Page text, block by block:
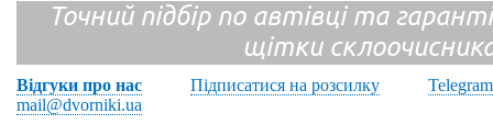
Точний підбір по автівці та
щітки
Відгуки про нас Підписатися на розсилку
Telegram
mail@dvorniki.ua